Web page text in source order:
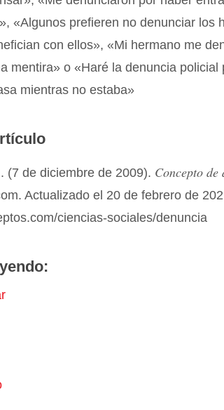
«Algunos prefieren no denunciar los
con ellos», «Mi hermano me
mentira» o «Haré la denuncia policial
mientras no estaba»
(7 de diciembre de 2009). Concepto de
Actualizado el 20 de febrero de
ciencias-sociales/denuncia